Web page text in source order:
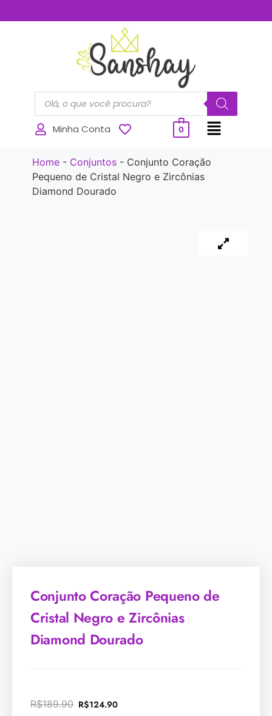
Minha Conta 0
Home- Conjuntos- Conjunto Coração
Pequeno de Cristal Negro e Zircônias
Diamond Dourado
Conjunto Coração Pequeno de
Cristal Negro e Zircônias
Diamond Dourado
R$189.90 R$124.90